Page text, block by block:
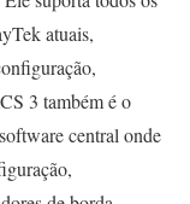
atuais,
3 também é o
central onde